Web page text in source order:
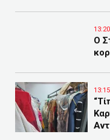
Ο